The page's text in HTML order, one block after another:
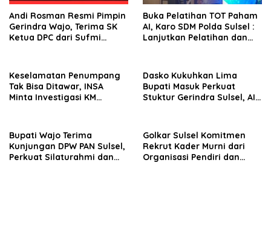
Andi Rosman Resmi Pimpin
Gerindra Wajo, Terima SK
Ketua DPC dari Sufmi
Buka Pelatihan TOT Paham
AI, Karo SDM Polda Sulsel :
Lanjutkan Pelatihan dan
Keselamatan Penumpang
Tak Bisa Ditawar, INSA
Minta Investigasi KM
Dasko Kukuhkan Lima
Bupati Masuk Perkuat
Stuktur Gerindra Sulsel, AIA
Bupati Wajo Terima
Kunjungan DPW PAN Sulsel,
Perkuat Silaturahmi dan
Golkar Sulsel Komitmen
Rekrut Kader Murni dari
Organisasi Pendiri dan